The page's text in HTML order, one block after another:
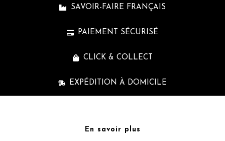
SAVOIR-FAIRE FRANÇAIS
PAIEMENT SÉCURISÉ
CLICK & COLLECT
EXPÉDITION À DOMICILE
En savoir plus